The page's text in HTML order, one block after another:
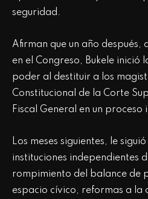
seguridad.
Afirman que un año
en el Congreso, Bukele inició
poder al destituir a los
Constitucional de la Corte
Fiscal General en un proceso
Los meses siguientes, le
instituciones independientes
rompimiento del balance de
espacio cívico, reformas a la